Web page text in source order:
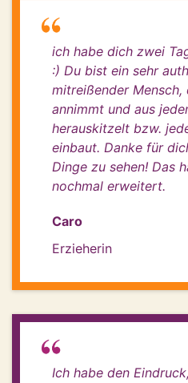
ich habe dich zwei
:) Du bist ein sehr
mitreißender Mensch,
annimmt und aus
herauskitzelt bzw.
einbaut. Danke für
Dinge zu sehen! Das
nochmal erweitert.
Caro
Erzieherin
Ich habe den